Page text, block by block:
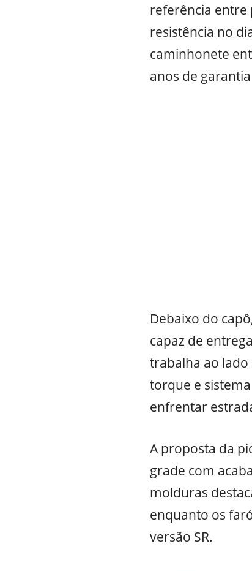
referência entre
resistência no
caminhonete
anos de
Debaixo do
capaz de
trabalha ao
torque e
enfrentar
A proposta da
grade com
molduras
enquanto os
versão SR.